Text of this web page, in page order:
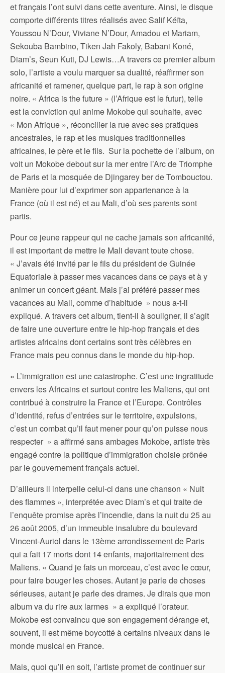
et français l’ont suivi dans cette aventure. Ainsi, le disque
comporte différents titres réalisés avec Salif Kéïta,
Youssou N’Dour, Viviane N’Dour, Amadou et Mariam,
Sekouba Bambino, Tiken Jah Fakoly, Babani Koné,
Diam’s, Seun Kuti, DJ Lewis…A travers ce premier album
solo, l’artiste a voulu marquer sa dualité, réaffirmer son
africanité et ramener, quelque part, le rap à son origine
noire. « Africa is the future » (l’Afrique est le futur), telle
est la conviction qui anime Mokobe qui souhaite, avec
« Mon Afrique », réconcilier la rue avec ses pratiques
ancestrales, le rap et les musiques traditionnelles
africaines, le père et le fils. Sur la pochette de l’album, on
voit un Mokobe debout sur la mer entre l’Arc de Triomphe
de Paris et la mosquée de Djingarey ber de Tombouctou.
Manière pour lui d’exprimer son appartenance à la
France (où il est né) et au Mali, d’où ses parents sont
partis.
Pour ce jeune rappeur qui ne cache jamais son africanité,
il est important de mettre le Mali devant toute chose.
« J’avais été invité par le fils du président de Guinée
Equatoriale à passer mes vacances dans ce pays et à y
animer un concert géant. Mais j’ai préféré passer mes
vacances au Mali, comme d’habitude » nous a-t-il
expliqué. A travers cet album, tient-il à souligner, il s’agit
de faire une ouverture entre le hip-hop français et des
artistes africains dont certains sont très célèbres en
France mais peu connus dans le monde du hip-hop.
« L’immigration est une catastrophe. C’est une ingratitude
envers les Africains et surtout contre les Maliens, qui ont
contribué à construire la France et l’Europe. Contrôles
d’identité, refus d’entrées sur le territoire, expulsions,
c’est un combat qu’il faut mener pour qu’on puisse nous
respecter » a affirmé sans ambages Mokobe, artiste très
engagé contre la politique d’immigration choisie prônée
par le gouvernement français actuel.
D’ailleurs il interpelle celui-ci dans une chanson « Nuit
des flammes », interprétée avec Diam’s et qui traite de
l’enquête promise après l’incendie, dans la nuit du 25 au
26 août 2005, d’un immeuble insalubre du boulevard
Vincent-Auriol dans le 13ème arrondissement de Paris
qui a fait 17 morts dont 14 enfants, majoritairement des
Maliens. « Quand je fais un morceau, c’est avec le cœur,
pour faire bouger les choses. Autant je parle de choses
sérieuses, autant je parle des drames. Je dirais que mon
album va du rire aux larmes » a expliqué l’orateur.
Mokobe est convaincu que son engagement dérange et,
souvent, il est même boycotté à certains niveaux dans le
monde musical en France.
Mais, quoi qu’il en soit, l’artiste promet de continuer sur